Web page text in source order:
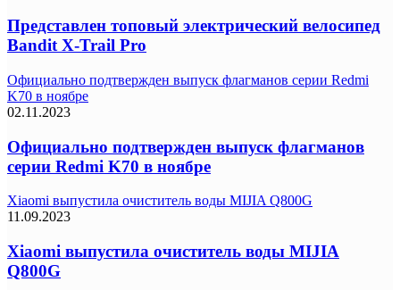
Представлен топовый электрический велосипед
Bandit X-Trail Pro
Официально подтвержден выпуск флагманов серии Redmi
K70 в ноябре
02.11.2023
Официально подтвержден выпуск флагманов
серии Redmi K70 в ноябре
Xiaomi выпустила очиститель воды MIJIA Q800G
11.09.2023
Xiaomi выпустила очиститель воды MIJIA
Q800G